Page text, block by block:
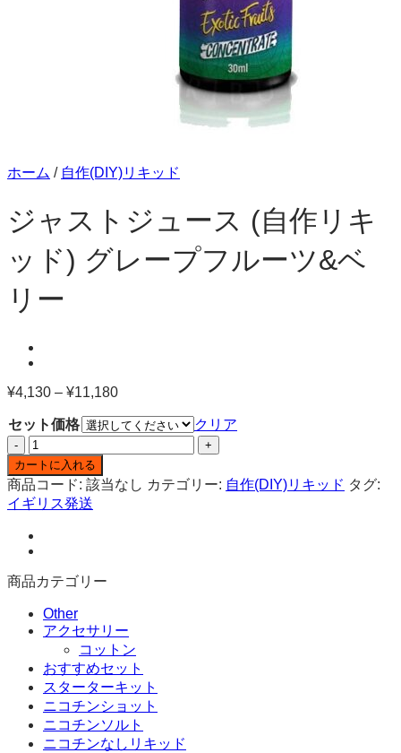
ホーム / 自作(DIY)リキッド
ジャストジュース (自作リキ
ッド) グレープフルーツ&ベ
リー
¥4,130 – ¥11,180価
帯:
¥11,180
セット価格
クリア
ジ
ャ
ス
ト
ュ
ー
ス
作
リ
ッ
ド)
グ
レ
ー
カートに入れる
商品コード: 該当なし カテゴリー: 自作(DIY)リキッド タグ:
イギリス発送
商品カテゴリー
Other
アクセサリー
コットン
おすすめセット
スターターキット
ニコチンショット
ニコチンソルト
ニコチンなしリキッド